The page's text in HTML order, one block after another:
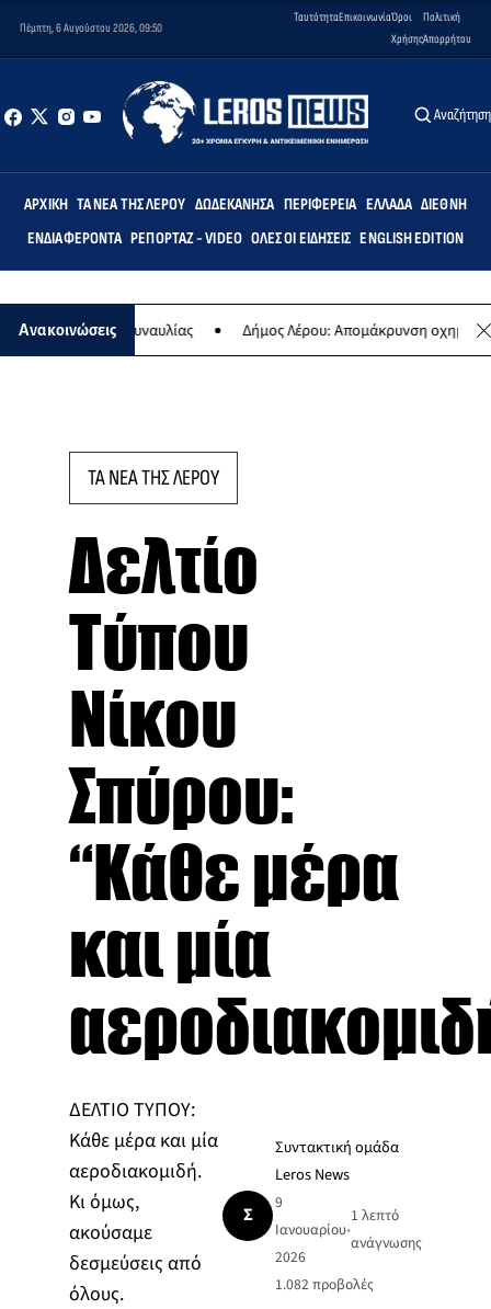
Πέμπτη, 6 Αυγούστου 2026, 09:50
ΤαυτότηταΕπικοινωνίαΌροι
Χρήσης
Πολιτική
Απορρήτου
Αναζήτηση
ΑΡΧΙΚΉ ΤΑ ΝΈΑ ΤΗΣ ΛΈΡΟΥ ΔΩΔΕΚΆΝΗΣΑ ΠΕΡΙΦΈΡΕΙΑ ΕΛΛΆΔΑ ΔΙΕΘΝΉ
ΕΝΔΙΑΦΈΡΟΝΤΑ ΡΕΠΟΡΤΆΖ - VIDEO ΌΛΕΣ ΟΙ ΕΙΔΉΣΕΙΣ ENGLISH EDITION
Ανακοινώσεις
της ετήσιας συναυλίας Δήμος Λέρου: Απομάκρυνση οχημάτων
ΤΑ ΝΕΑ ΤΗΣ ΛΕΡΟΥ
Δελτίο
Τύπου
Νίκου
Σπύρου:
“Κάθε μέρα
και μία
ΔΕΛΤΙΟ ΤΥΠΟΥ:
Κάθε μέρα και μία
αεροδιακομιδή.
Κι όμως,
ακούσαμε
δεσμεύσεις από
όλους.
Σ
Συντακτική ομάδα
Leros News
9
Ιανουαρίου
2026
•
1 λεπτό
ανάγνωσης
1.082 προβολές